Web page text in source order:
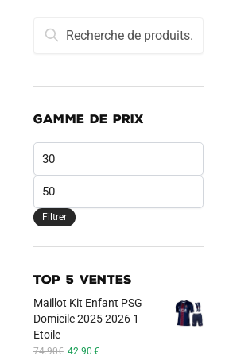
Recherche
pour :
Recherche
GAMME DE PRIX
min
max
Filtrer
TOP 5 VENTES
Maillot Kit Enfant PSG
Domicile 2025 2026 1
Etoile
74.90€ Le
42.90 €Le